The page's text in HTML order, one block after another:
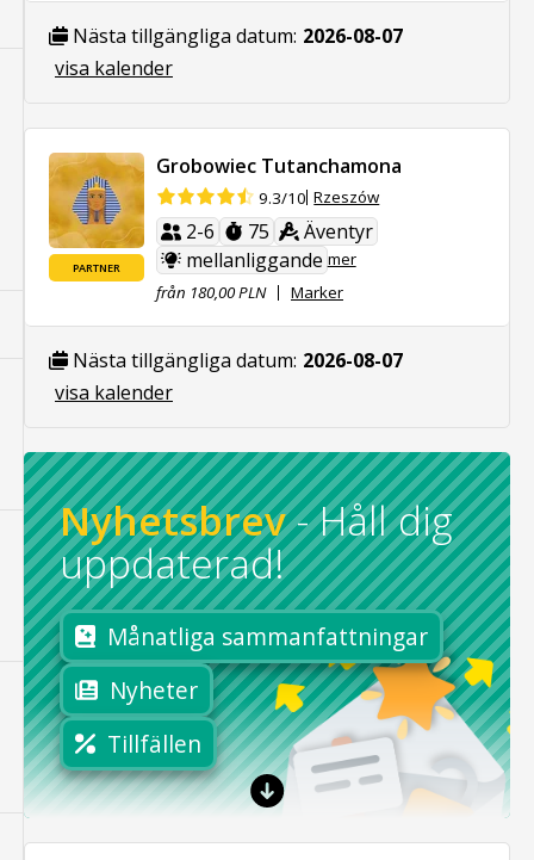
Nästa tillgängliga datum: 2026-08-07
visa kalender
PARTNER
Grobowiec Tutanchamona
9.3/10 Rzeszów
2-6 75
Äventyr
mellanliggande mer
från 180,00 PLN
Marker
Nästa tillgängliga datum: 2026-08-07
visa kalender
Nyhetsbrev -Håll dig
uppdaterad!
Månatliga sammanfattningar
Nyheter
Tillfällen